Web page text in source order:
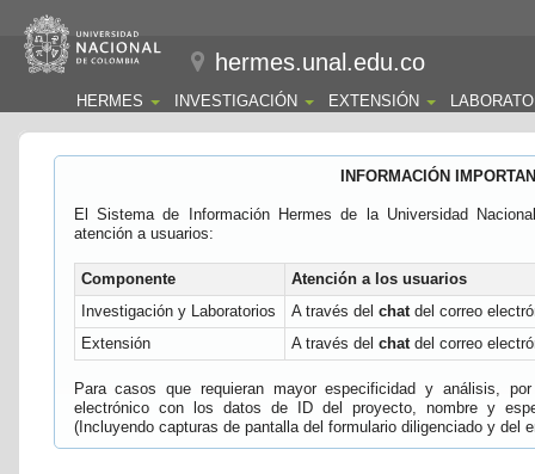
hermes.unal.edu.co
HERMES INVESTIGACIÓN EXTENSIÓN
INFORMACIÓN
El Sistema de Información Hermes de la Universidad
atención a usuarios:
Componente
Atención a los usuarios
Investigación y Laboratorios
A través del chatdel correo
Extensión
A través del chatdel correo
Para casos que requieran mayor especificidad y análisis,
electrónico con los datos de ID del proyecto, nombre y
(Incluyendo capturas de pantalla del formulario diligenciado y del